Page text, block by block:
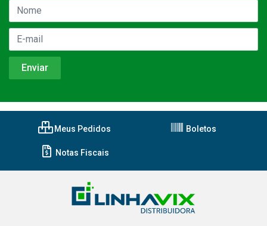
Meus Pedidos Boletos
Notas Fiscais